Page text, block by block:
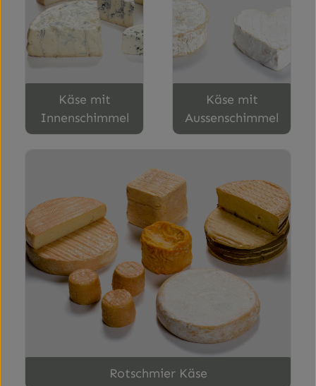
Käse mit
Innenschimmel
Käse mit
Aussenschimmel
Rotschmier Käse